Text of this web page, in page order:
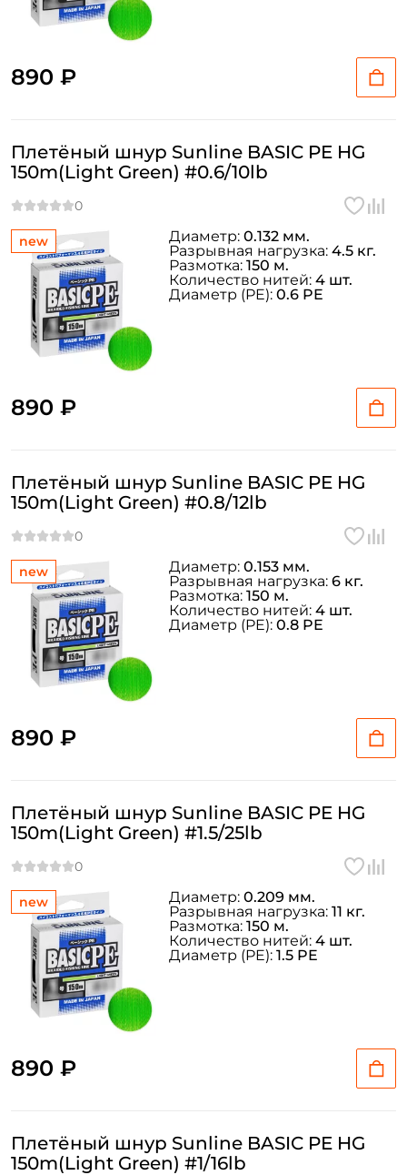
890 ₽
new
Плетёный шнур Sunline BASIC PE HG
150m(Light Green) #0.6/10lb
890 ₽
Диаметр: 0.132 мм.
Разрывная нагрузка: 4.5 кг.
Размотка: 150 м.
Количество нитей: 4 шт.
Диаметр (PE): 0.6 PE
new
Плетёный шнур Sunline BASIC PE HG
150m(Light Green) #0.8/12lb
890 ₽
Диаметр: 0.153 мм.
Разрывная нагрузка: 6 кг.
Размотка: 150 м.
Количество нитей: 4 шт.
Диаметр (PE): 0.8 PE
new
Плетёный шнур Sunline BASIC PE HG
150m(Light Green) #1.5/25lb
890 ₽
Диаметр: 0.209 мм.
Разрывная нагрузка: 11 кг.
Размотка: 150 м.
Количество нитей: 4 шт.
Диаметр (PE): 1.5 PE
Плетёный шнур Sunline BASIC PE HG
150m(Light Green) #1/16lb